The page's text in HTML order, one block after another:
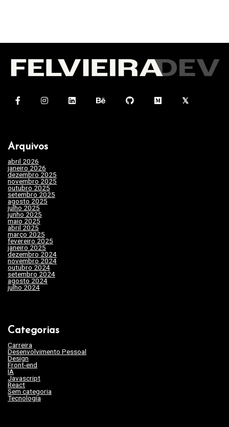
Arquivos
abril 2026
janeiro 2026
dezembro 2025
novembro 2025
outubro 2025(7)
setembro 2025
agosto 2025(2)
julho 2025(10)
junho 2025
maio 2025(32)
abril 2025(31)
março 2025
fevereiro 2025
janeiro 2025(15)
dezembro 2024
novembro 2024
outubro 2024(19)
setembro 2024
agosto 2024(35)
julho 2024(35)
Categorias
Carreira
Desenvolvimento Pessoal
Design(3)
Front-end
IA(19)
Javascript
React(2)
Sem categoria
Tecnologia(62)